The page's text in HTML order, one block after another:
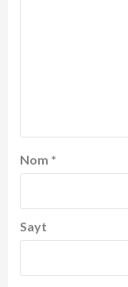
Nom *
Sayt